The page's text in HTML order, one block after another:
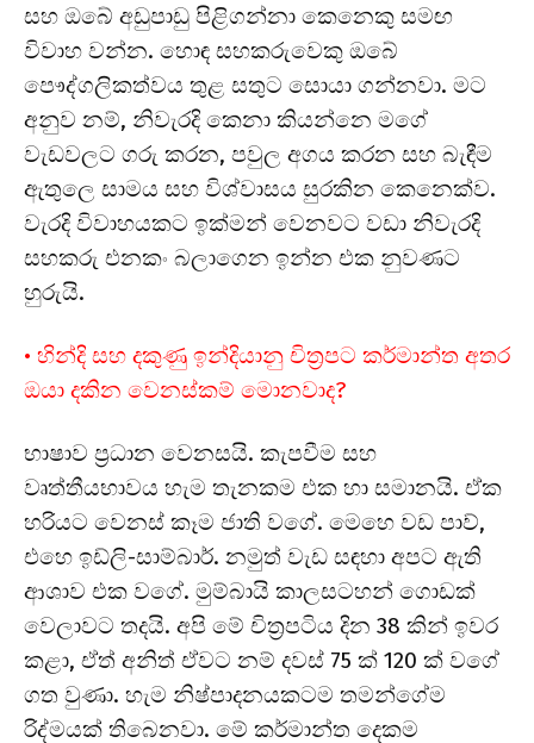
සහ ඔබේ අඩුපාඩු පිළිගන්නා කෙනෙකු සමඟ
විවාහ වන්න. හොඳ සහකරුවෙකු ඔබේ
පෞද්ගලිකත්වය තුළ සතුට සොයා ගන්නවා. මට
අනුව නම්, නිවැරදි කෙනා කියන්නෙ මගේ
වැඩවලට ගරු කරන, පවුල අගය කරන සහ බැඳීම
ඇතුලෙ සාමය සහ විශ්වාසය සුරකින කෙනෙක්ව.
වැරදි විවාහයකට ඉක්මන් වෙනවට වඩා නිවැරදි
සහකරු එනකං බලාගෙන ඉන්න එක නුවණට
හුරුයි.
• හින්දි සහ දකුණු ඉන්දියානු චිත්‍රපට කර්මාන්ත අතර
ඔයා දකින වෙනස්කම් මොනවාද?
භාෂාව ප්‍රධාන වෙනසයි. කැපවීම සහ
වෘත්තීයභාවය හැම තැනකම එක හා සමානයි. ඒක
හරියට වෙනස් කෑම ජාති වගේ. මෙහෙ වඩ පාව්,
එහෙ ඉඩ්ලි-සාම්බාර්. නමුත් වැඩ සඳහා අපට ඇති
ආශාව එක වගේ. මුම්බායි කාලසටහන් ගොඩක්
වෙලාවට තදයි. අපි මේ චිත්‍රපටිය දින 38 කින් ඉවර
කළා, ඒත් අනිත් ඒවට නම් දවස් 75 ක් 120 ක් වගේ
ගත වුණා. හැම නිෂ්පාදනයකටම තමන්ගේම
රිද්මයක් තිබෙනවා. මේ කර්මාන්ත දෙකම